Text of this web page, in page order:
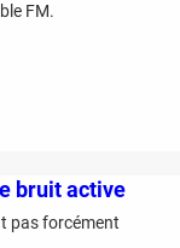
FM.
bruit active
pas forcément